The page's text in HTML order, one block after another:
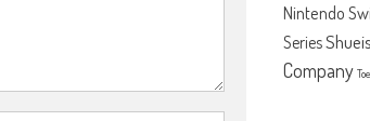
Nintendo
Series
Company